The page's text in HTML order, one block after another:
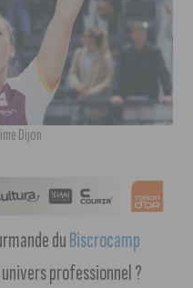
Dijon
duBiscrocamp
professionnel ?